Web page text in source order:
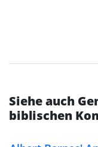
Siehe auch
biblischen